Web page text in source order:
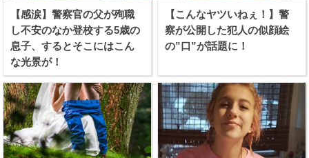
【感涙】警察官の父が殉職
し不安のなか登校する5歳の
息子、するとそこにはこん
な光景が！
【こんなヤツいねぇ！】警
察が公開した犯人の似顔絵
の”口”が話題に！